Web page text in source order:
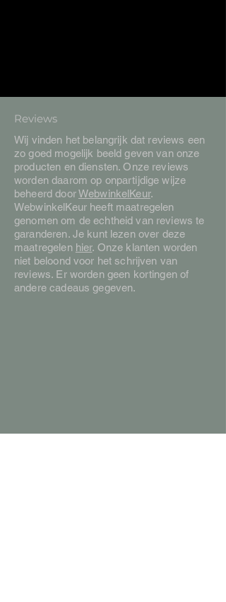
Reviews
Wij vinden het belangrijk dat reviews een
zo goed mogelijk beeld geven van onze
producten en diensten. Onze reviews
worden daarom op onpartijdige wijze
beheerd doorWebwinkelKeur.
WebwinkelKeur heeft maatregelen
genomen om de echtheid van reviews te
garanderen. Je kunt lezen over deze
maatregelen hier. Onze klanten worden
niet beloond voor het schrijven van
reviews. Er worden geen kortingen of
andere cadeaus gegeven.